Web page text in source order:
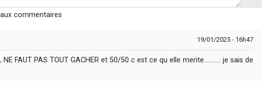
commentaires
19/01/2025 - 16h47
FAUT PAS TOUT GACHER et 50/50 c est ce qu elle merite........... je sais de